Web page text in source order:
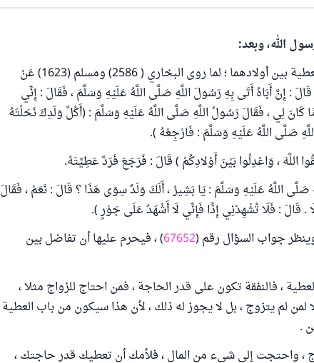
الله، وبعد:
يجب على الوالدين أن يعدلا في العطية بين أولادهما ؛ لما روى البخاري ( 2586) ومسلم (1623) عَنْ
: إِنَّ أَبَاهُ أَتَى بِهِ رَسُولَ اللَّهِ صَلَّى اللَّهُ عَلَيْهِ وَسَلَّمَ ، فَقَالَ : إِنِّي
لِي ، فَقَالَ رَسُولُ اللَّهِ صَلَّى اللَّهُ عَلَيْهِ وَسَلَّمَ : (أَكُلَّ وَلَدِكَ نَحَلْتَهُ
صَلَّى اللَّهُ عَلَيْهِ وَسَلَّمَ : فَارْجِعْهُ ).
اللَّهِ صَلَّى اللَّهُ عَلَيْهِ وَسَلَّمَ : يَا بَشِيرُ ، أَلَكَ وَلَدٌ سِوَى هَذَا ؟ قَالَ : نَعَمْ ، فَقَالَ
قَالَ : فَلَا تُشْهِدْنِي إِذًا فَإِنِّي لَا أَشْهَدُ عَلَى جَوْرٍ ).
جواب السؤال رقم (67652) ، فيحرم عليها أن تفاضل بين
، فالنفقة تكون على قدر الحاجة ، فمن احتاج للزواج مثلا ،
لمن لم يتزوج ، بل لا يجوز له ذلك ، لأن هذا سيكون من باب العطية
.
، واحتجت إلى شيء من المال ، فلأمك أن تعطيك قدر حاجتك ،